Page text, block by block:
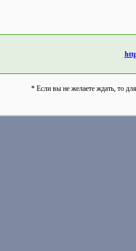
* Если вы не желаете ждать, то